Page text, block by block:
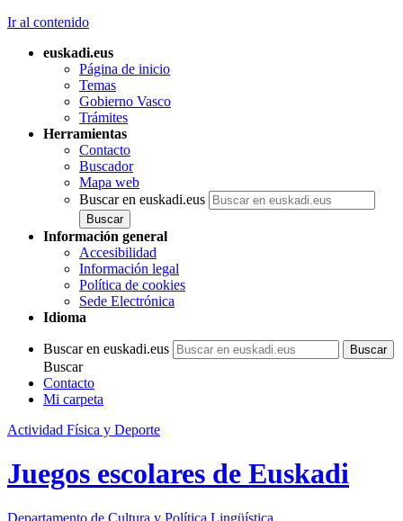
Ir al contenido
euskadi.eus
Página de inicio
Temas
Gobierno Vasco
Trámites
Herramientas
Contacto
Buscador
Mapa web
Buscar en euskadi.eus
Información general
Accesibilidad
Información legal
Política de cookies
Sede Electrónica
Idioma
Buscar en euskadi.eus
Buscar
Contacto
Mi carpeta
Actividad Física y Deporte
Juegos escolares de Euskadi
Departamento de Cultura y Política Lingüística